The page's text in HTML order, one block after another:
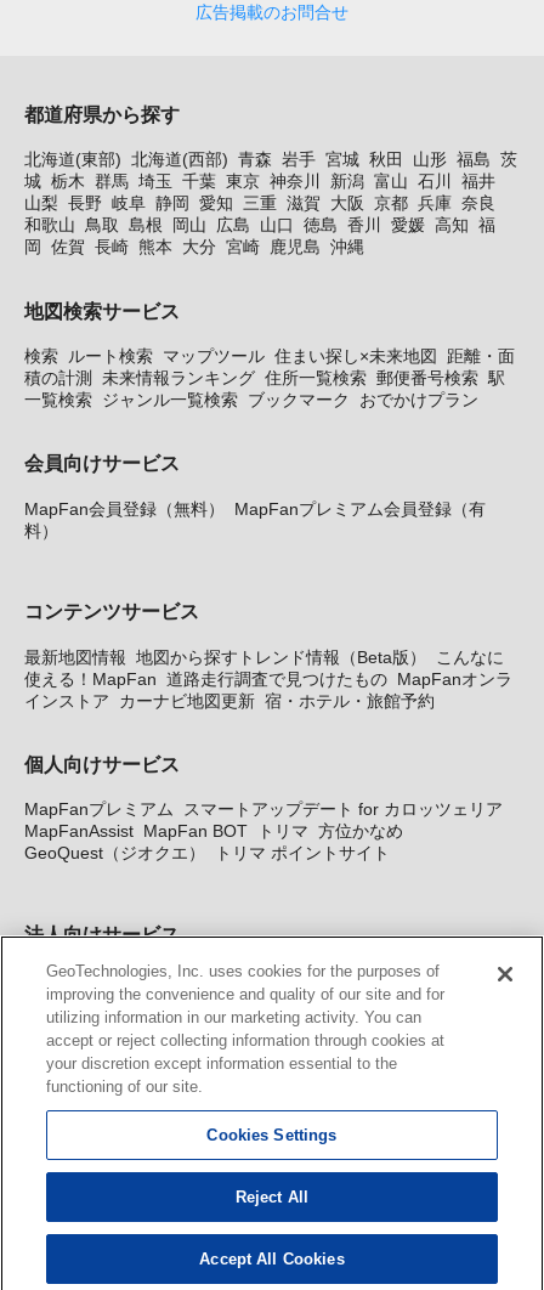
広告掲載のお問合せ
都道府県から探す
北海道(東部) 北海道(西部) 青森 岩手 宮城 秋田 山形 福島 茨
城 栃木 群馬 埼玉 千葉 東京 神奈川 新潟 富山 石川
福井
山梨 長野 岐阜 静岡 愛知 三重 滋賀 大阪 京都 兵庫 奈良
和歌山 鳥取 島根 岡山 広島 山口 徳島 香川 愛媛 高知 福
岡
佐賀 長崎 熊本 大分 宮崎 鹿児島 沖縄
地図検索サービス
検索 ルート検索 マップツール 住まい探し×未来地図
距離・面
積の計測
未来情報ランキング 住所一覧検索 郵便番号検索 駅
一覧検索 ジャンル一覧検索 ブックマーク おでかけプラン
会員向けサービス
MapFan会員登録（無料）
MapFanプレミアム会員登録（有
料）
コンテンツサービス
最新地図情報 地図から探すトレンド情報（Beta版）
こんなに
使える！MapFan 道路走行調査で見つけたもの MapFanオンラ
インストア
カーナビ地図更新 宿・ホテル・旅館予約
個人向けサービス
MapFanプレミアム
スマートアップデート for カロッツェリア
MapFanAssist MapFan BOT トリマ 方位かなめ
GeoQuest（ジオクエ）
トリマ ポイントサイト
法人向けサービス
法人向け地図・位置情報サービス WEBサイト・システム向け地
図API Windows PC向け地図開発キット MapFan DB 住所確認
サービス
MAP WORLD+ トリマ広告 Geo-Research
カーナビ地図更新サービス
MapFan スマートメンバーズ
KENWOOD MapFan Club
© GeoTechnologies, Inc.
GeoTechnologies, Inc. uses cookies for the purposes of
improving the convenience and quality of our site and for
utilizing information in our marketing activity. You can
accept or reject collecting information through cookies at
your discretion except information essential to the
functioning of our site.
Cookies Settings
Reject All
Accept All Cookies